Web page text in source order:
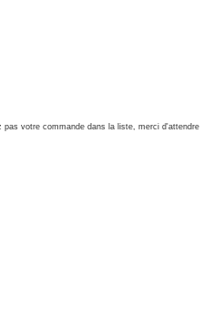
pas votre commande dans la liste, merci